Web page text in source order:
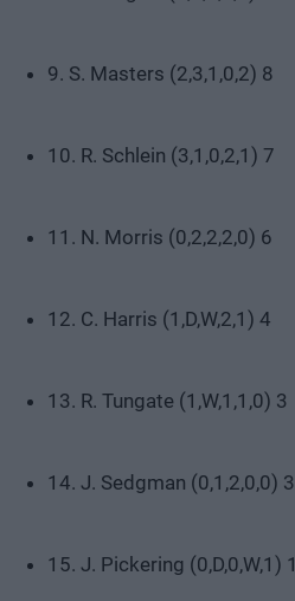
9. S. Masters (2,3,1,0,2) 8
10. R. Schlein (3,1,0,2,1) 7
11. N. Morris (0,2,2,2,0) 6
12. C. Harris (1,D,W,2,1) 4
13. R. Tungate (1,W,1,1,0) 3
14. J. Sedgman (0,1,2,0,0) 3
15. J. Pickering (0,D,0,W,1) 1